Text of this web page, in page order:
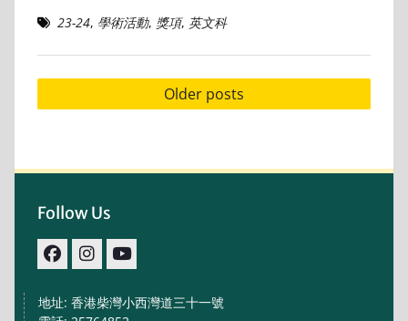
23-24, 學術活動, 獎項, 英文科
Posts
navigation
Older posts
Follow Us
地址: 香港柴灣小西灣道三十一號